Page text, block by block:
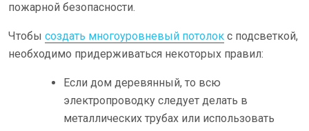
пожарной безопасности.
Чтобы создать многоуровневый потолок с подсветкой,
необходимо придерживаться некоторых правил:
Если дом деревянный, то всю
электропроводку следует делать в
металлических трубах или использовать